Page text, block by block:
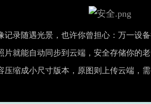
记录随遇光景，也许你曾担心：万一设
片就能自动同步到云端，安全存储你的
压缩成小尺寸版本，原图则上传云端，